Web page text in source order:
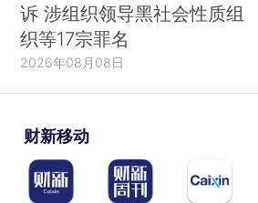
诉 涉组织领导黑社会性质组
织等17宗罪名
2026年08月08日
财新移动